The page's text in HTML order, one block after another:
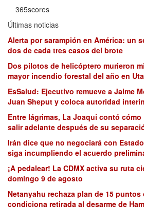
365scores
Últimas noticias
Alerta por sarampión en América: un
dos de cada tres casos del brote
Dos pilotos de helicóptero murieron
mayor incendio forestal del año en
EsSalud: Ejecutivo remueve a Jaime
Juan Sheput y coloca autoridad
Entre lágrimas, La Joaqui contó cómo
salir adelante después de su
Irán dice que no negociará con
siga incumpliendo el acuerdo
¡A pedalear! La CDMX activa su ruta
domingo 9 de agosto
Netanyahu rechaza plan de 15 puntos
condiciona retirada al desarme de